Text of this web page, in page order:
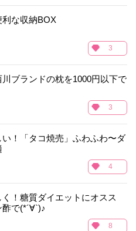
な収納BOX
3
ブランドの枕を1000円以下で
3
！「タコ焼売」ふわふわ〜ダ
4
！糖質ダイエットにオスス
で(*´∀`)♪
8